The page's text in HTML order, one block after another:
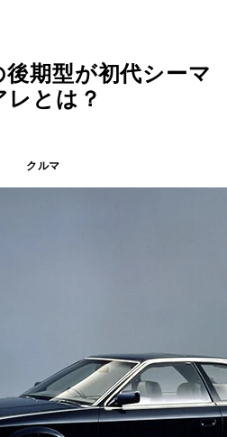
期型が初代シーマ
とは？
クルマ